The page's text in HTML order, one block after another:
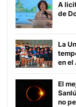
A
de
La
en el
El
no